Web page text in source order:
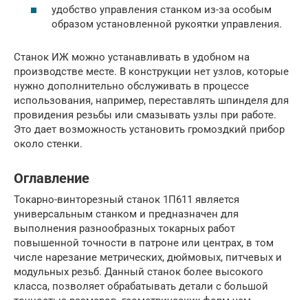
удобство управления станком из-за особым
образом установленной рукоятки управления.
Станок ИЖ можно устанавливать в удобном на
производстве месте. В конструкции нет узлов, которые
нужно дополнительно обслуживать в процессе
использования, например, переставлять шпинделя для
провидения резьбы или смазывать узлы при работе.
Это дает возможность установить громоздкий прибор
около стенки.
Оглавление
Токарно-винторезный станок 1П611 является
универсальным станком и предназначен для
выполнения разнообразных токарных работ
повышенной точности в патроне или центрах, в том
числе нарезание метрических, дюймовых, питчевых и
модульных резьб. Данный станок более высокого
класса, позволяет обрабатывать детали с большой